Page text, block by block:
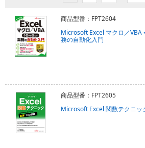
商品型番：FPT2604
Microsoft Excel マクロ／VBA
務の自動化入門
商品型番：FPT2605
Microsoft Excel 関数テクニッ